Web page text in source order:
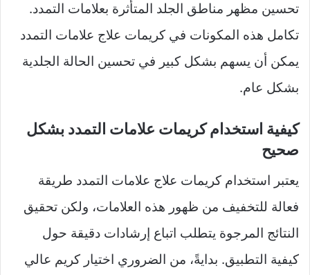
تحسين مظهر مناطق الجلد المتأثرة بعلامات التمدد.
تكامل هذه المكونات في كريمات علاج علامات التمدد
يمكن أن يسهم بشكل كبير في تحسين الحالة الجلدية
بشكل عام.
كيفية استخدام كريمات علامات التمدد بشكل
صحيح
يعتبر استخدام كريمات علاج علامات التمدد طريقة
فعالة للتخفيف من ظهور هذه العلامات، ولكن تحقيق
النتائج المرجوة يتطلب اتباع إرشادات دقيقة حول
كيفية التطبيق. بدايةً، من الضروري اختيار كريم عالي